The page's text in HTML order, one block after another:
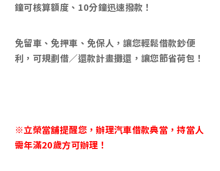
鐘可核算額度、 10分鐘迅速撥款！
免留車、免押車、免保人，讓您輕鬆借款鈔便
利，可規劃借／還款計畫攤還，讓您節省荷包！
※立榮當舖提醒您，辦理汽車借款典當，持當人
需年滿20歲方可辦理！